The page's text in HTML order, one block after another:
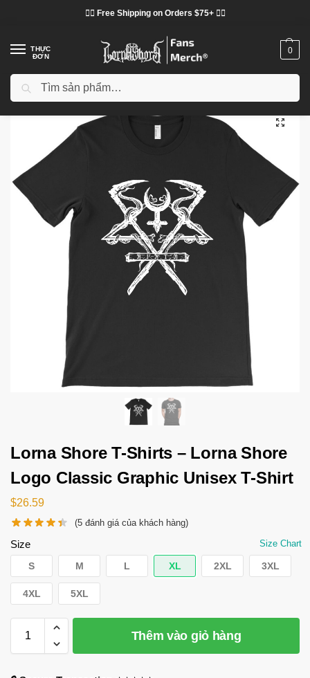
❤️‍🔥 Free Shipping on Orders $75+ ❤️‍🔥
THỰC
ĐƠN
0
Trang chủ / Cửa hàng / Lorna Shore vải
Lorna Shore T-Shirts – Lorna Shore
Logo Classic Graphic Unisex T-Shirt
$26.59
(5 đánh giá của khách hàng)
Size Size Chart
S M L XL 2XL 3XL
4XL 5XL
Thêm vào giỏ hàng